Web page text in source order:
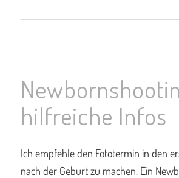
hilfreiche Infos
Ich empfehle den Fototermin in den
nach der Geburt zu machen. Ein